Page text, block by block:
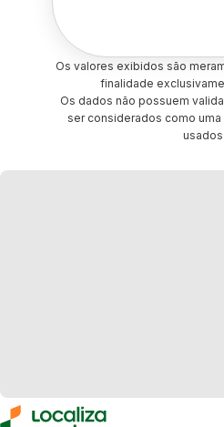
Os valores exibidos são
finalidade
Os dados não possuem
ser considerados como
usados.